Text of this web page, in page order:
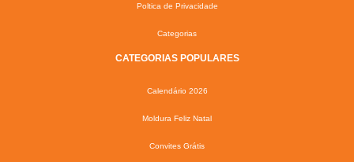
Poltica de Privacidade
Categorias
CATEGORIAS POPULARES
Calendário 2026
Moldura Feliz Natal
Convites Grátis